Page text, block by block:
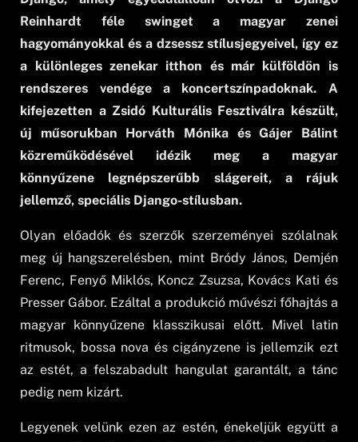
Reinhardt féle swinget a magyar zenei
hagyományokkal és a dzsessz stílusjegyeivel, így ez
a különleges zenekar itthon és már külföldön is
rendszeres vendége a koncertszínpadoknak. A
kifejezetten a Zsidó Kulturális Fesztiválra készült,
új műsorukban Horváth Mónika és Gájer Bálint
közreműködésével idézik meg a magyar
könnyűzene legnépszerűbb slágereit, a rájuk
jellemző, speciális Django-stílusban.
Olyan előadók és szerzők szerzeményei szólalnak
meg új hangszerelésben, mint Bródy János, Demjén
Ferenc, Fenyő Miklós, Koncz Zsuzsa, Kovács Kati és
Presser Gábor. Ezáltal a produkció művészi főhajtás a
magyar könnyűzene klasszikusai előtt. Mivel latin
ritmusok, bossa nova és cigányzene is jellemzik ezt
az estét, a felszabadult hangulat garantált, a tánc
pedig nem kizárt.
Legyenek velünk ezen az estén, énekeljük együtt a